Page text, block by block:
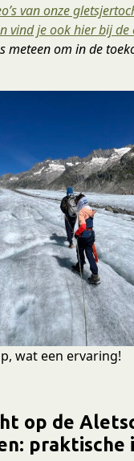
van onze
vind je ook hier bij de
meteen om in de
wat een ervaring!
op de
praktische